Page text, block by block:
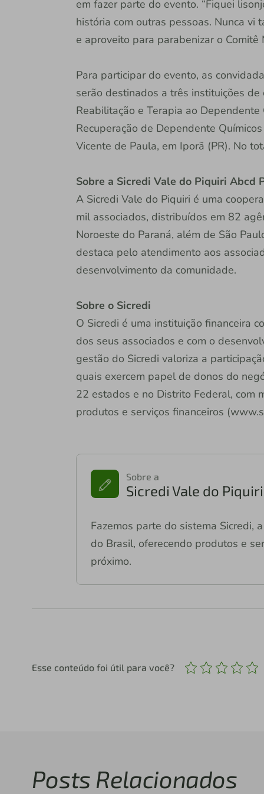
em fazer parte do evento. “Fiquei
história com outras pessoas. Nunca vi
e aproveito para parabenizar o
Para participar do evento, as
serão destinados a três instituições
Reabilitação e Terapia ao
Recuperação de Dependente
Vicente de Paula, em Iporã (PR). No
Sobre a Sicredi Vale do Piquiri Abcd
A Sicredi Vale do Piquiri é uma
mil associados, distribuídos em 82
Noroeste do Paraná, além de São
destaca pelo atendimento aos
desenvolvimento da comunidade.
Sobre o Sicredi
O Sicredi é uma instituição financeira
dos seus associados e com o
gestão do Sicredi valoriza a
quais exercem papel de donos do
22 estados e no Distrito Federal, com
produtos e serviços financeiros
Sobre a
Sicredi Vale do
Fazemos parte do sistema Sicredi,
do Brasil, oferecendo produtos e
próximo.
Esse conteúdo foi útil para você?
Posts Relacionados